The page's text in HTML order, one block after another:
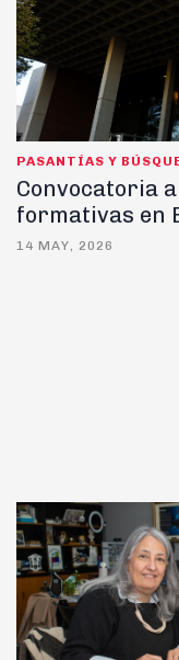
PASANTÍAS Y
Convocatoria
formativas en
14 MAY, 2026